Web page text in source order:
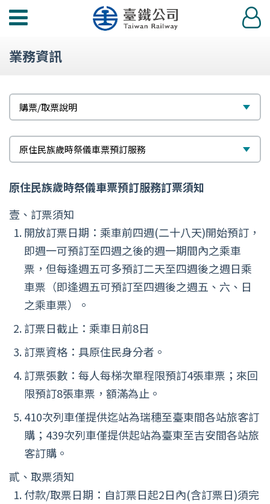
功
選
登
入
業務資訊
題
購票/取票說明
標
題
原住民族歲時祭儀車票預訂服務
原住民族歲時祭儀車票預訂服務訂票須知
壹、訂票須知
開放訂票日期：乘車前四週(二十八天)開始預訂，
即週一可預訂至四週之後的週一期間內之乘車
票，但每逢週五可多預訂二天至四週後之週日乘
車票（即逢週五可預訂至四週後之週五、六、日
之乘車票）。
訂票日截止：乘車日前8日
訂票資格：具原住民身分者。
訂票張數：每人每梯次單程限預訂4張車票；來回
限預訂8張車票，額滿為止。
410次列車僅提供迄站為瑞穗至臺東間各站旅客訂
購；439次列車僅提供起站為臺東至吉安間各站旅
客訂購。
貳、取票須知
付款/取票日期：自訂票日起2日內(含訂票日)須完